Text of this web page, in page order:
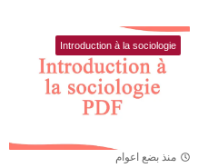
Introduction à la sociologie
منذ بضع اعوام